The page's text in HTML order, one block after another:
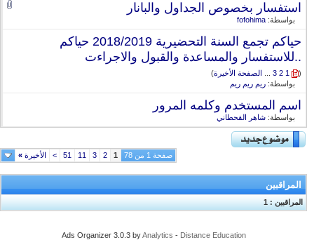
استفسار بخصوص الجداول والبانار
بواسطة:fofohima
حياكم تجمع السنة التحضيرية 2018/2019 حياكم
..للاستفسار والمساعدة والقبول والاجراءت
1
2
3
... الصفحة الأخيرة)
بواسطة:ريم ريم ريم
اسم المستخدم وكلمه المرور
بواسطة:شاهر القحطاني
صفحة 1 من 78 1
2
3
11
> الأخيرة »
المراقبين
المراقبين : 1
Ads Organizer 3.0.3 byAnalytics -Distance Education